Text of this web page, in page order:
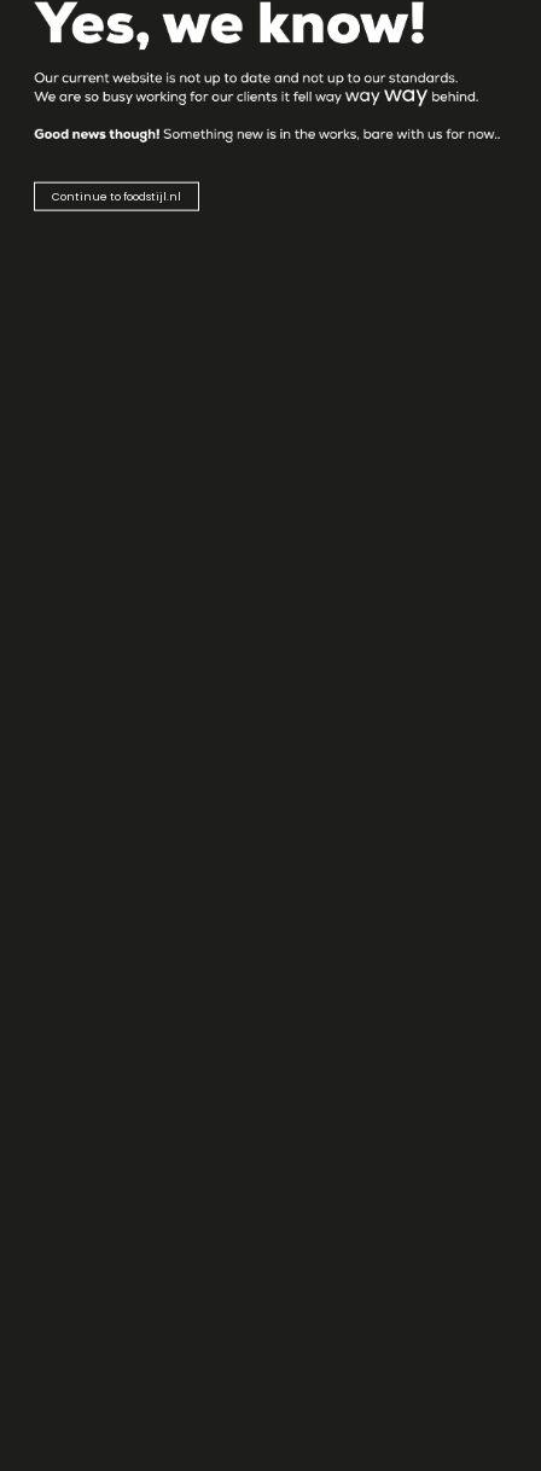
Continue to foodstijl.nl